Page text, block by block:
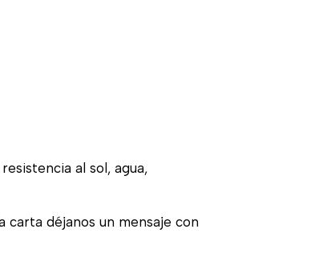
al sol, agua,
carta déjanos un mensaje con